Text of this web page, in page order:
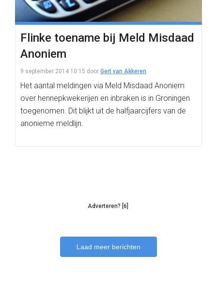
Flinke toename bij Meld Misdaad
Anoniem
9 september 2014 10:15 door Gert van Akkeren
Het aantal meldingen via Meld Misdaad Anoniem
over hennepkwekerijen en inbraken is in Groningen
toegenomen. Dit blijkt uit de halfjaarcijfers van de
anonieme meldlijn.
Adverteren? [6]
Laad meer berichten